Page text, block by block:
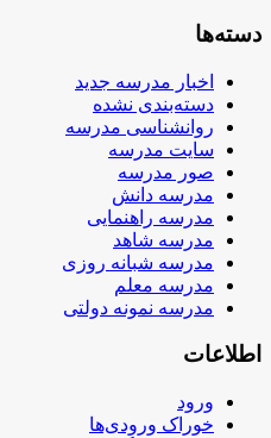
دسته‌ها
اخبار مدرسه جدید
دسته‌بندی نشده
روانشناسی مدرسه
سایت مدرسه
صور مدرسه
مدرسه دانش
مدرسه راهنمایی
مدرسه شاهد
مدرسه شبانه روزی
مدرسه معلم
مدرسه نمونه دولتی
اطلاعات
ورود
خوراک ورودی‌ها